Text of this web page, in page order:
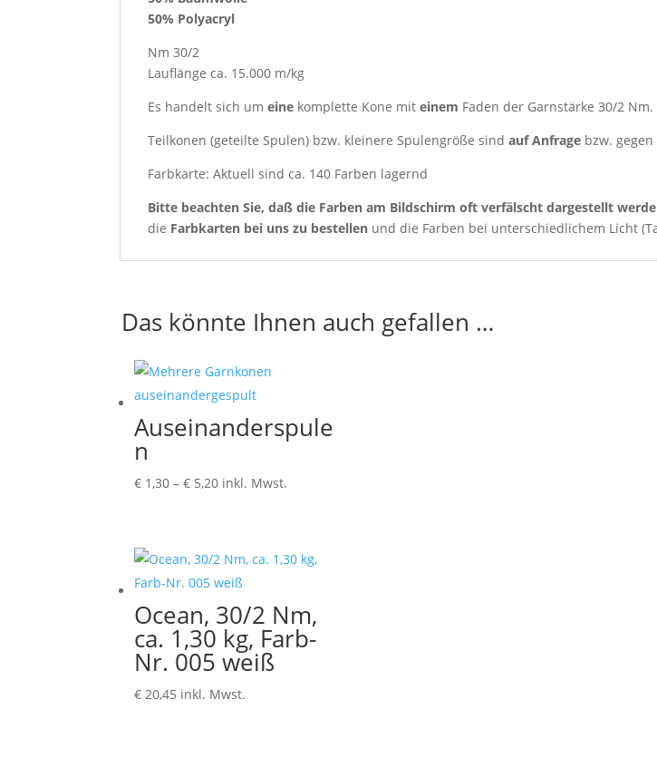
50% Polyacryl
Nm 30/2
Lauflänge ca. 15.000 m/kg
Es handelt sich um eine komplette Kone mit einem Faden der Garnstärke 30/2 Nm.
Teilkonen (geteilte Spulen) bzw. kleinere Spulengröße sind auf Anfrage bzw.
Farbkarte: Aktuell sind ca. 140 Farben lagernd
Bitte beachten Sie, daß die Farben am Bildschirm oft verfälscht dargestellt
die Farbkarten bei uns zu bestellen und die Farben bei unterschiedlichem Licht
Das könnte Ihnen auch gefallen …
Auseinanderspule
n
€ 1,30 –€ 5,20Preisspanne:
€ 5,20
inkl. Mwst.
Ocean, 30/2 Nm,
ca. 1,30 kg, Farb-
Nr. 005 weiß
€ 20,45 inkl. Mwst.